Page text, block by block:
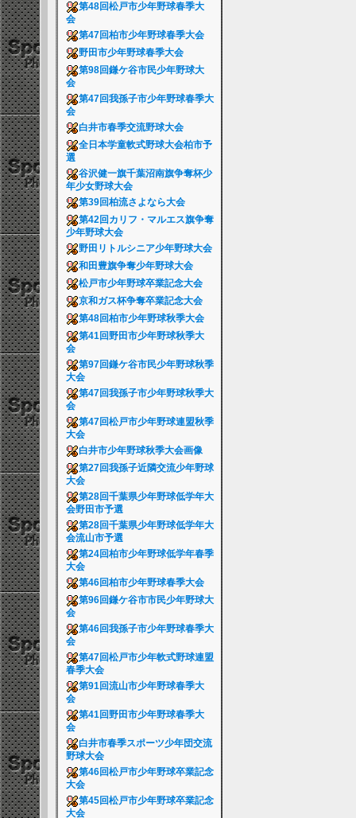
第48回松戸市少年野球春季大
会
第47回柏市少年野球春季大会
野田市少年野球春季大会
第98回鎌ケ谷市民少年野球大
会
第47回我孫子市少年野球春季大
会
白井市春季交流野球大会
全日本学童軟式野球大会柏市予
選
谷沢健一旗千葉沼南旗争奪杯少
年少女野球大会
第39回柏流さよなら大会
第42回カリフ・マルエス旗争奪
少年野球大会
野田リトルシニア少年野球大会
和田豊旗争奪少年野球大会
松戸市少年野球卒業記念大会
京和ガス杯争奪卒業記念大会
第48回柏市少年野球秋季大会
第41回野田市少年野球秋季大
会
第97回鎌ケ谷市民少年野球秋季
大会
第47回我孫子市少年野球秋季大
会
第47回松戸市少年野球連盟秋季
大会
白井市少年野球秋季大会画像
第27回我孫子近隣交流少年野球
大会
第28回千葉県少年野球低学年大
会野田市予選
第28回千葉県少年野球低学年大
会流山市予選
第24回柏市少年野球低学年春季
大会
第46回柏市少年野球春季大会
第96回鎌ケ谷市市民少年野球大
会
第46回我孫子市少年野球春季大
会
第47回松戸市少年軟式野球連盟
春季大会
第91回流山市少年野球春季大
会
第41回野田市少年野球春季大
会
白井市春季スポーツ少年団交流
野球大会
第46回松戸市少年野球卒業記念
大会
第45回松戸市少年野球卒業記念
大会